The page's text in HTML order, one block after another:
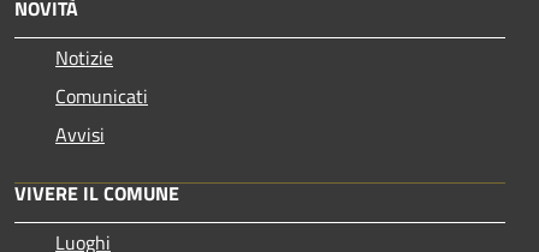
NOVITÀ
Notizie
Comunicati
Avvisi
VIVERE IL COMUNE
Luoghi